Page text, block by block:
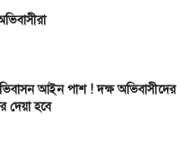
আইন পাশ ! দক্ষ অভিবাসীদের
দেয়া হবে